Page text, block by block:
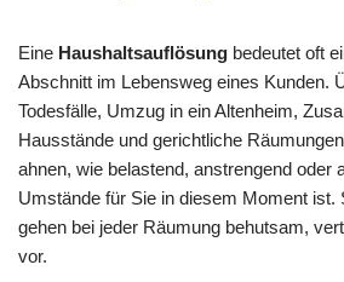
Eine Haushaltsauflösung bedeutet oft
Abschnitt im Lebensweg eines Kunden.
Todesfälle, Umzug in ein Altenheim,
Hausstände und gerichtliche
ahnen, wie belastend, anstrengend oder
Umstände für Sie in diesem Moment ist.
gehen bei jeder Räumung behutsam,
vor.